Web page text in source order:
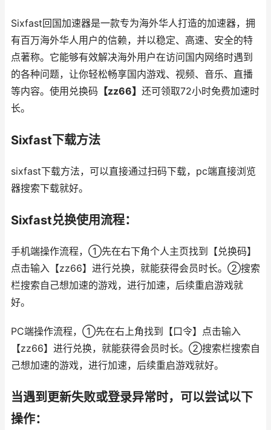
Sixfast回国加速器是一款专为海外华人打造的加速器，拥
有百万海外华人用户的信赖，并以稳定、高速、安全的特
点著称。它能够有效解决海外用户在访问国内网络时遇到
的各种问题，让你轻松畅享国内游戏、视频、音乐、直播
等内容。使用兑换码 【zz66】 还可领取72小时免费加速时
长。
Sixfast下载方法
sixfast下载方法，可以直接通过扫码下载，pc端直接浏览
器搜索下载就好。
Sixfast兑换使用流程：
手机端操作流程，①先在右下角个人主页找到【兑换码】
点击输入【zz66】进行兑换，就能获得会员时长。②搜索
栏搜索自己想加速的游戏，进行加速，后续重启游戏就
好。
PC端操作流程，①先在右上角找到【口令】点击输入
【zz66】进行兑换，就能获得会员时长。②搜索栏搜索自
己想加速的游戏，进行加速，后续重启游戏就好。
当遇到更新失败或登录异常时，可以尝试以下
操作：